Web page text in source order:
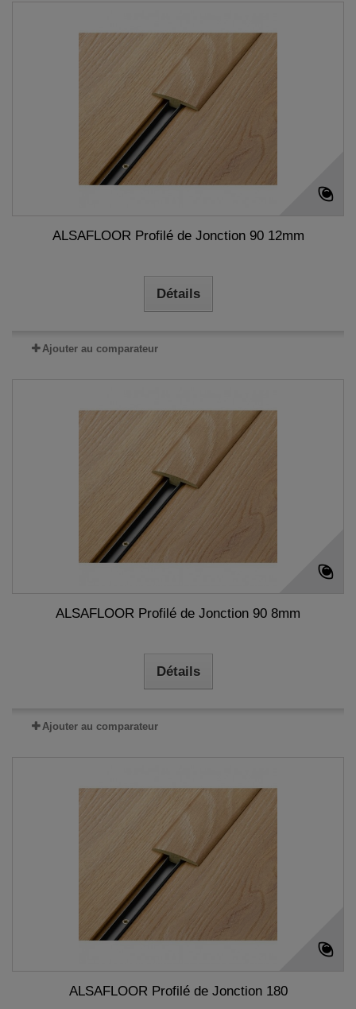
ALSAFLOOR Profilé de Jonction 90 12mm
Détails
Ajouter au comparateur
ALSAFLOOR Profilé de Jonction 90 8mm
Détails
Ajouter au comparateur
ALSAFLOOR Profilé de Jonction 180